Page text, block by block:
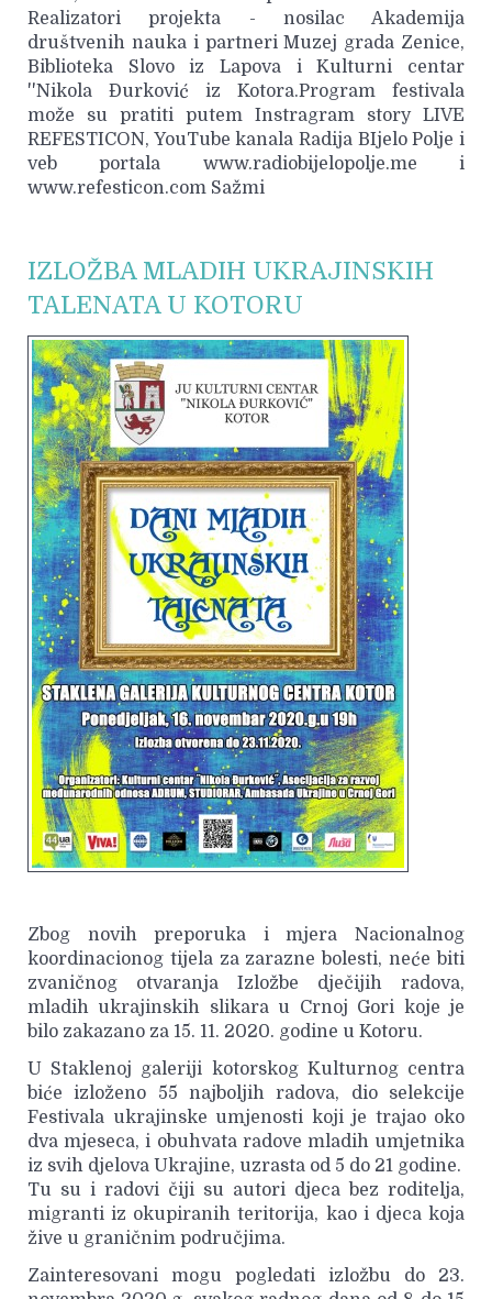
Realizatori projekta - nosilac Akademija
društvenih nauka i partneri Muzej grada Zenice,
Biblioteka Slovo iz Lapova i Kulturni centar
''Nikola Đurković iz Kotora.Program festivala
može su pratiti putem Instragram story LIVE
REFESTICON, YouTube kanala Radija BIjelo Polje i
veb portala www.radiobijelopolje.me i
www.refesticon.com Sažmi
IZLOŽBA MLADIH UKRAJINSKIH
TALENATA U KOTORU
Zbog novih preporuka i mjera Nacionalnog
koordinacionog tijela za zarazne bolesti, neće biti
zvaničnog otvaranja Izložbe dječijih radova,
mladih ukrajinskih slikara u Crnoj Gori koje je
bilo zakazano za 15. 11. 2020. godine u Kotoru.
U Staklenoj galeriji kotorskog Kulturnog centra
biće izloženo 55 najboljih radova, dio selekcije
Festivala ukrajinske umjenosti koji je trajao oko
dva mjeseca, i obuhvata radove mladih umjetnika
iz svih djelova Ukrajine, uzrasta od 5 do 21 godine.
Tu su i radovi čiji su autori djeca bez roditelja,
migranti iz okupiranih teritorija, kao i djeca koja
žive u graničnim područjima.
Zainteresovani mogu pogledati izložbu do 23.